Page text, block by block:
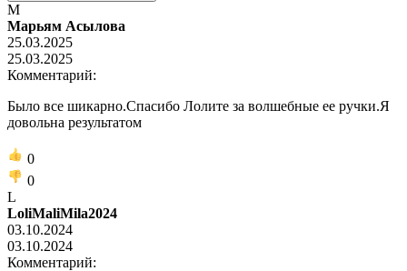
М
Марьям Асылова
25.03.2025
25.03.2025
Комментарий:
Было все шикарно.Спасибо Лолите за волшебные ее ручки.Я
довольна результатом
0
0
L
LoliMaliMila2024
03.10.2024
03.10.2024
Комментарий: